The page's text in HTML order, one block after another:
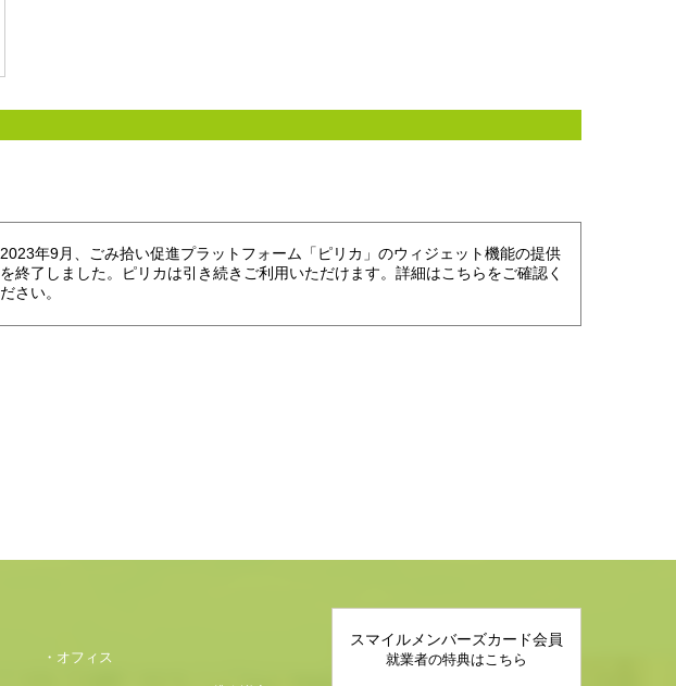
2023年9月、ごみ拾い促進プラットフォーム「ピリカ」のウィジェット機能の提供
を終了しました。ピリカは引き続きご利用いただけます。詳細はこちらをご確認く
ださい。
・オフィス
スマイルメンバーズカード会員
就業者の特典はこちら